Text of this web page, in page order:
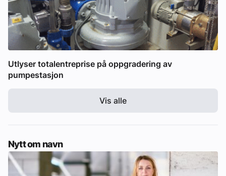
Utlyser totalentreprise på oppgradering av
pumpestasjon
Vis alle
Nytt om navn